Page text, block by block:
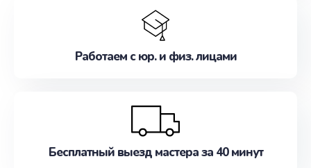
Работаем с юр. и физ. лицами
Бесплатный выезд мастера за 40 минут